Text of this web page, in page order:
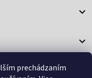
prechádzaním